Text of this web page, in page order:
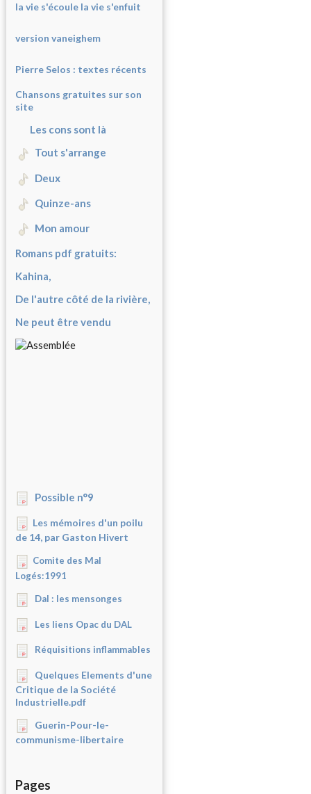
la vie s'écoule la vie s'enfuit
version vaneighem
Pierre Selos : textes récents
Chansons gratuites sur son
site
Les cons sont là
Tout s'arrange
Deux
Quinze-ans
Mon amour
Romans pdf gratuits:
Kahina,
De l'autre côté de la rivière,
Ne peut être vendu
Possible n°9
Les mémoires d'un poilu
de 14, par Gaston Hivert
Comite des Mal
Logés:1991
Dal : les mensonges
Les liens Opac du DAL
Réquisitions inflammables
Quelques Elements d'une
Critique de la Société
Industrielle.pdf
Guerin-Pour-le-
communisme-libertaire
Pages